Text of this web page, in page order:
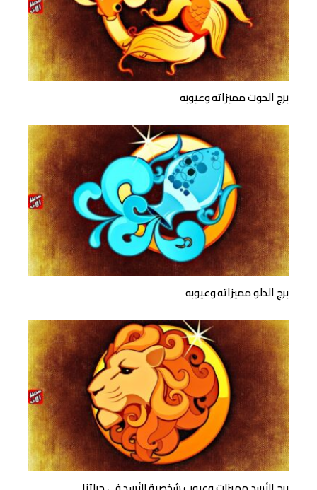
برج الحوت مميزاته وعيوبه
برج الدلو مميزاته وعيوبه